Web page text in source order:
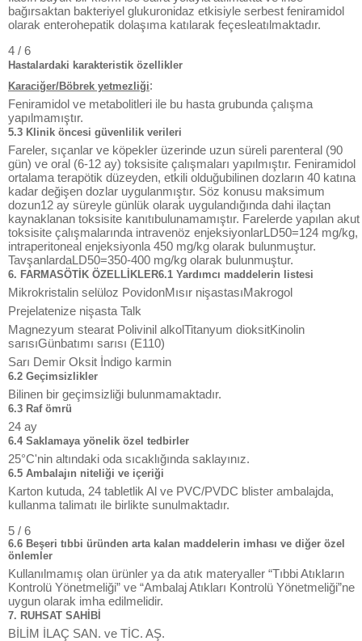
bağırsaktan bakteriyel glukuronidaz etkisiyle serbest feniramidol
olarak enterohepatik dolaşıma katılarak feçesleatılmaktadır.
4 / 6
Hastalardaki karakteristik özellikler
Karaciğer/Böbrek yetmezliği:
Feniramidol ve metabolitleri ile bu hasta grubunda çalışma
yapılmamıştır.
5.3 Klinik öncesi güvenlilik verileri
Fareler, sıçanlar ve köpekler üzerinde uzun süreli parenteral (90
gün) ve oral (6-12 ay) toksisite çalışmaları yapılmıştır. Feniramidol
ortalama terapötik düzeyden, etkili olduğubilinen dozların 40 katına
kadar değişen dozlar uygulanmıştır. Söz konusu maksimum
dozun12 ay süreyle günlük olarak uygulandığında dahi ilaçtan
kaynaklanan toksisite kanıtıbulunamamıştır. Farelerde yapılan akut
toksisite çalışmalarında intravenöz enjeksiyonlarLD50=124 mg/kg,
intraperitoneal enjeksiyonla 450 mg/kg olarak bulunmuştur.
TavşanlardaLD50=350-400 mg/kg olarak bulunmuştur.
6. FARMASÖTİK ÖZELLİKLER6.1 Yardımcı maddelerin listesi
Mikrokristalin selüloz PovidonMısır nişastasıMakrogol
Prejelatenize nişasta Talk
Magnezyum stearat Polivinil alkolTitanyum dioksitKinolin
sarısıGünbatımı sarısı (E110)
Sarı Demir Oksit İndigo karmin
6.2 Geçimsizlikler
Bilinen bir geçimsizliği bulunmamaktadır.
6.3 Raf ömrü
24 ay
6.4 Saklamaya yönelik özel tedbirler
25°C'nin altındaki oda sıcaklığında saklayınız.
6.5 Ambalajın niteliği ve içeriği
Karton kutuda, 24 tabletlik Al ve PVC/PVDC blister ambalajda,
kullanma talimatı ile birlikte sunulmaktadır.
5 / 6
6.6 Beşeri tıbbi üründen arta kalan maddelerin imhası ve diğer özel
önlemler
Kullanılmamış olan ürünler ya da atık materyaller “Tıbbi Atıkların
Kontrolü Yönetmeliği” ve “Ambalaj Atıkları Kontrolü Yönetmeliği”ne
uygun olarak imha edilmelidir.
7. RUHSAT SAHİBİ
BİLİM İLAÇ SAN. ve TİC. AŞ.